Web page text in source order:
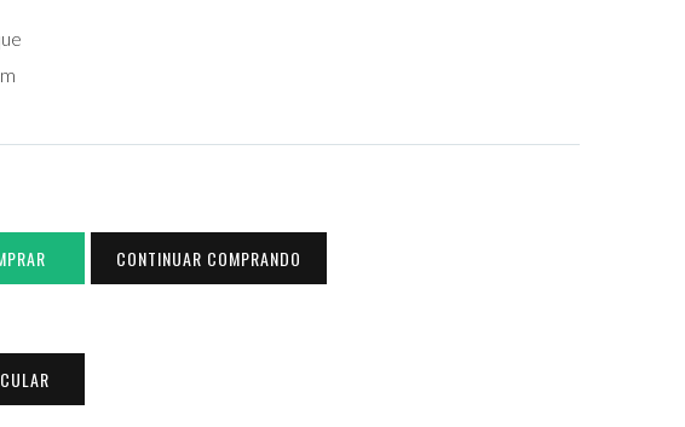
CONTINUAR COMPRANDO